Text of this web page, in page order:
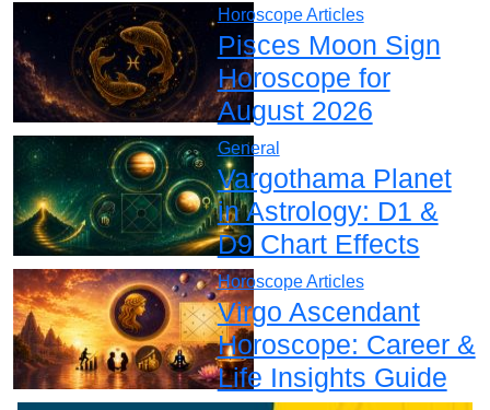
Horoscope Articles
Pisces Moon Sign
Horoscope for
August 2026
General
Vargothama Planet
in Astrology: D1 &
D9 Chart Effects
Horoscope Articles
Virgo Ascendant
Horoscope: Career &
Life Insights Guide